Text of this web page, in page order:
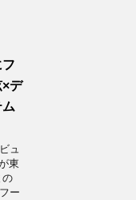
×デ
ュ
東
の
ー